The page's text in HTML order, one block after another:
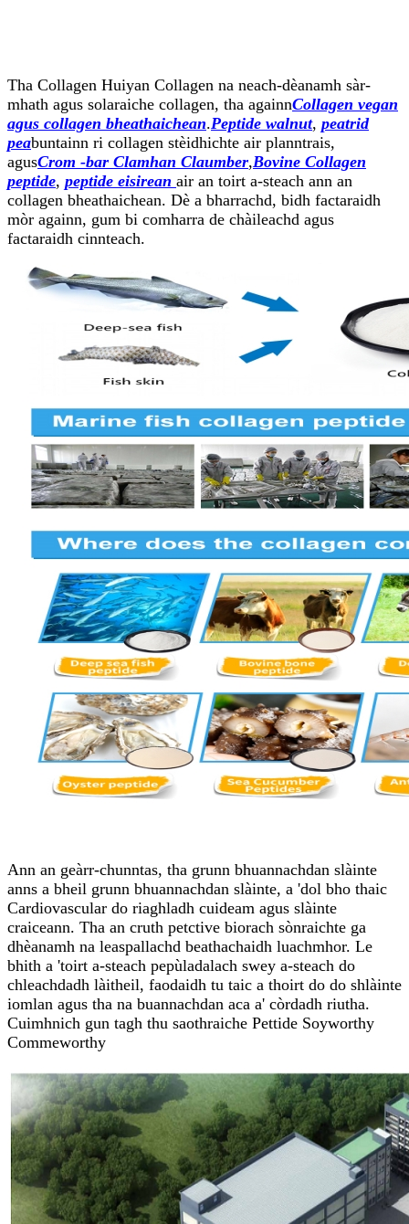
Tha Collagen Huiyan Collagen na neach-dèanamh sàr-
mhath agus solaraiche collagen, tha againnCollagen vegan
agus collagen bheathaichean.Peptide walnut, peatrid
peabuntainn ri collagen stèidhichte air planntrais,
agusCrom -bar Clamhan Claumber,Bovine Collagen
peptide, peptide eisirean air an toirt a-steach ann an
collagen bheathaichean. Dè a bharrachd, bidh factaraidh
mòr againn, gum bi comharra de chàileachd agus
factaraidh cinnteach.
Ann an geàrr-chunntas, tha grunn bhuannachdan slàinte
anns a bheil grunn bhuannachdan slàinte, a 'dol bho thaic
Cardiovascular do riaghladh cuideam agus slàinte
craiceann. Tha an cruth petctive biorach sònraichte ga
dhèanamh na leaspallachd beathachaidh luachmhor. Le
bhith a 'toirt a-steach pepùladalach swey a-steach do
chleachdadh làitheil, faodaidh tu taic a thoirt do do shlàinte
iomlan agus tha na buannachdan aca a' còrdadh riutha.
Cuimhnich gun tagh thu saothraiche Pettide Soyworthy
Commeworthy